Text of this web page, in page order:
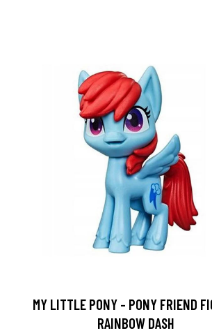
MY LITTLE PONY - PONY FRIEND
RAINBOW DASH